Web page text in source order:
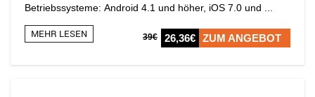
Betriebssysteme: Android 4.1 und höher, iOS 7.0 und ...
MEHR LESEN 39€ 26,36€ ZUM ANGEBOT